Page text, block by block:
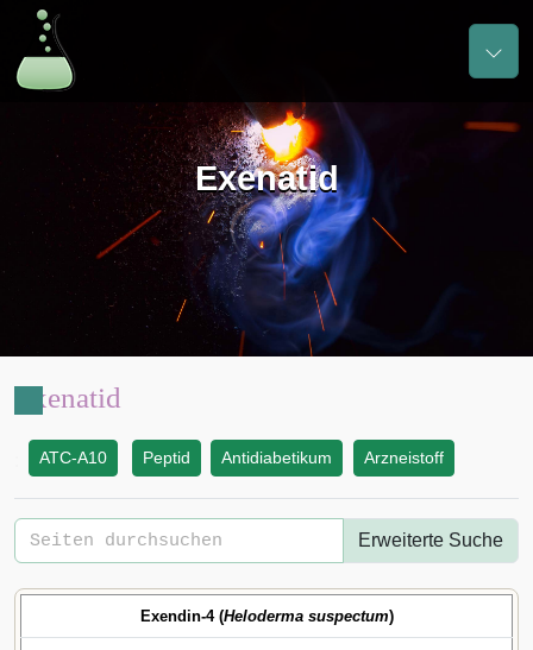
Exenatid
Exenatid
ATC-A10 Peptid Antidiabetikum Arzneistoff
Erweiterte Suche
Exendin-4 (Heloderma suspectum)